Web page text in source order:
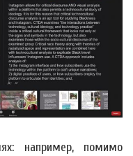
например, помимо